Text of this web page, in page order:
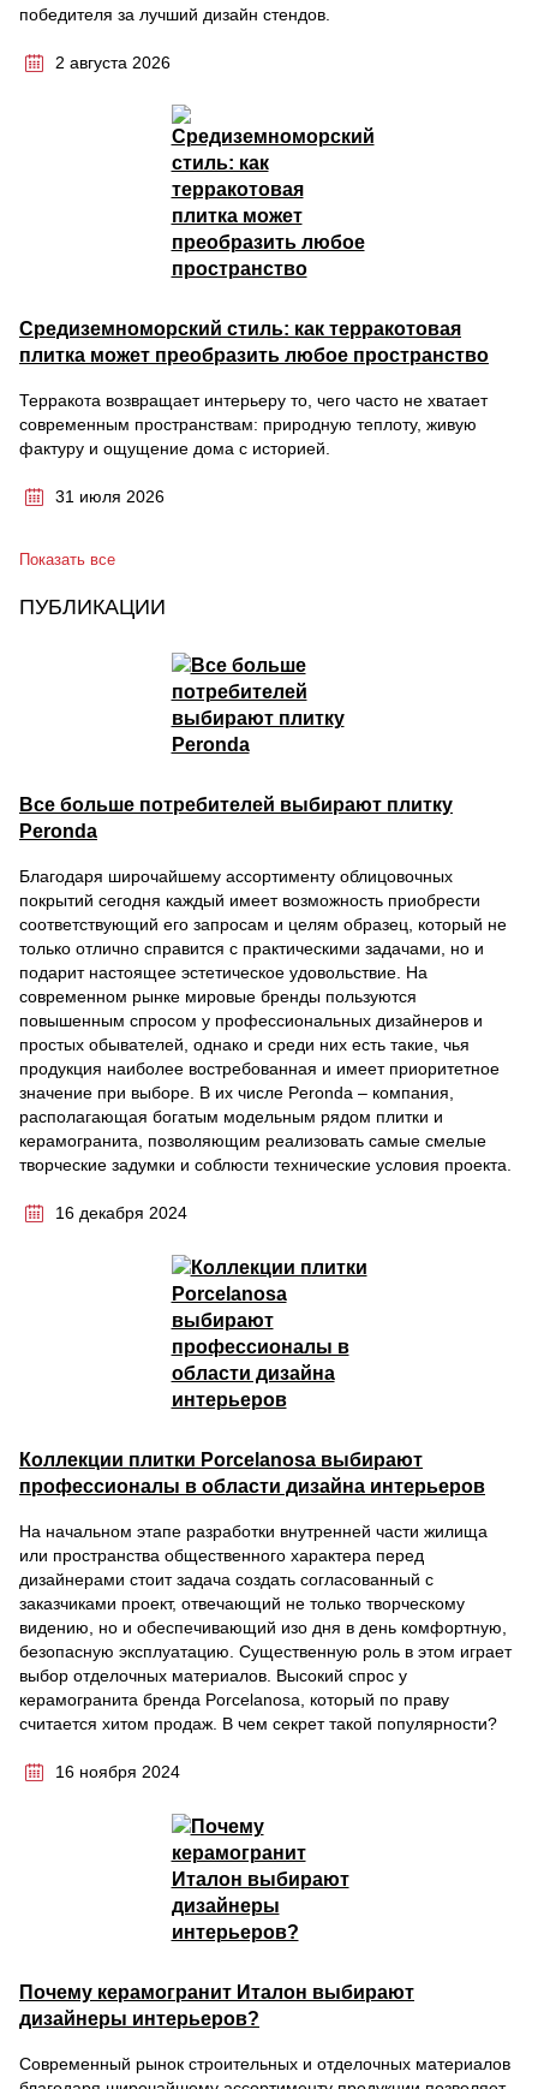
победителя за лучший дизайн стендов.
2 августа 2026
Средиземноморский стиль: как терракотовая
плитка может преобразить любое пространство
Терракота возвращает интерьеру то, чего часто не хватает
современным пространствам: природную теплоту, живую
фактуру и ощущение дома с историей.
31 июля 2026
Показать все
ПУБЛИКАЦИИ
Все больше потребителей выбирают плитку
Peronda
Благодаря широчайшему ассортименту облицовочных
покрытий сегодня каждый имеет возможность приобрести
соответствующий его запросам и целям образец, который не
только отлично справится с практическими задачами, но и
подарит настоящее эстетическое удовольствие. На
современном рынке мировые бренды пользуются
повышенным спросом у профессиональных дизайнеров и
простых обывателей, однако и среди них есть такие, чья
продукция наиболее востребованная и имеет приоритетное
значение при выборе. В их числе Peronda – компания,
располагающая богатым модельным рядом плитки и
керамогранита, позволяющим реализовать самые смелые
творческие задумки и соблюсти технические условия проекта.
16 декабря 2024
Коллекции плитки Porcelanosa выбирают
профессионалы в области дизайна интерьеров
На начальном этапе разработки внутренней части жилища
или пространства общественного характера перед
дизайнерами стоит задача создать согласованный с
заказчиками проект, отвечающий не только творческому
видению, но и обеспечивающий изо дня в день комфортную,
безопасную эксплуатацию. Существенную роль в этом играет
выбор отделочных материалов. Высокий спрос у
керамогранита бренда Porcelanosa, который по праву
считается хитом продаж. В чем секрет такой популярности?
16 ноября 2024
Почему керамогранит Италон выбирают
дизайнеры интерьеров?
Современный рынок строительных и отделочных материалов